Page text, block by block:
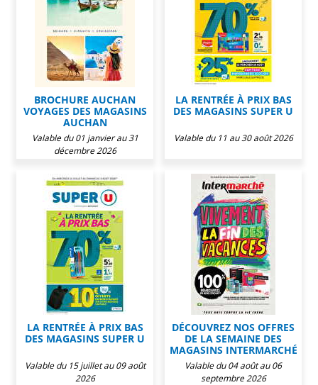
BROCHURE AUCHAN
VOYAGES DES MAGASINS
AUCHAN
Valable du 01 janvier au 31
décembre 2026
LA RENTRÉE À PRIX BAS
DES MAGASINS SUPER U
Valable du 11 au 30 août 2026
LA RENTRÉE À PRIX BAS
DES MAGASINS SUPER U
Valable du 15 juillet au 09 août
2026
DÉCOUVREZ NOS OFFRES
DE LA SEMAINE DES
MAGASINS INTERMARCHÉ
Valable du 04 août au 06
septembre 2026